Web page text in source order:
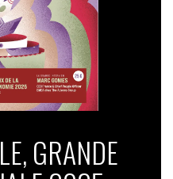
GRANDE